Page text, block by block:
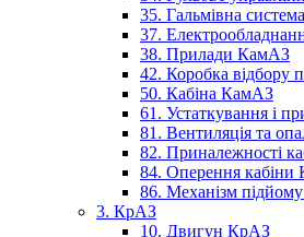
35. Гальмівна
37.
38. Прилади КамАЗ
42. Коробка відбору
50. Кабіна КамАЗ
61. Устаткування і
81. Вентиляція та
82. Приналежності
84. Оперення
86. Механізм
3. КрАЗ
10. Двигун КрАЗ